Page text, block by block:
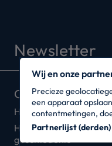
Newsletter
Over ons
Haier Europe
Hoover DNA - Onze
geschiedenis
Wij en onze
Precieze
een apparaat
contentmetingen,
Partnerlijst (derden)